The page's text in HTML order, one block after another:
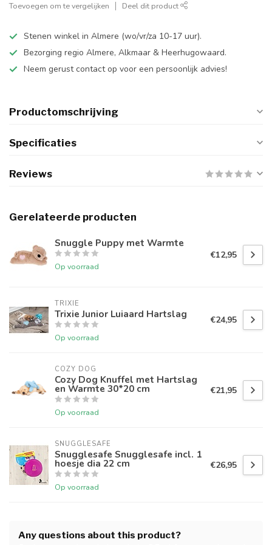
Toevoegen om te vergelijken Deel dit product
Stenen winkel in Almere (wo/vr/za 10-17 uur).
Bezorging regio Almere, Alkmaar & Heerhugowaard.
Neem gerust contact op voor een persoonlijk advies!
Productomschrijving
Specificaties
Reviews
Gerelateerde producten
Snuggle Puppy met Warmte
Op voorraad
€12,95
TRIXIE
Trixie Junior Luiaard Hartslag
Op voorraad
€24,95
COZY DOG
Cozy Dog Knuffel met Hartslag
en Warmte 30*20 cm
Op voorraad
€21,95
SNUGGLESAFE
Snugglesafe Snugglesafe incl. 1
hoesje dia 22 cm
Op voorraad
€26,95
Any questions about this product?